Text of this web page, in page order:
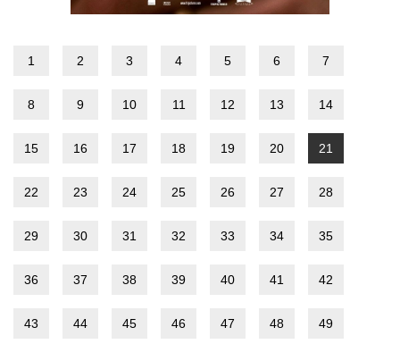
1 2 3 4 5 6 7
8 9 10 11 12 13 14
15 16 17 18 19 20 21
22 23 24 25 26 27 28
29 30 31 32 33 34 35
36 37 38 39 40 41 42
43 44 45 46 47 48 49